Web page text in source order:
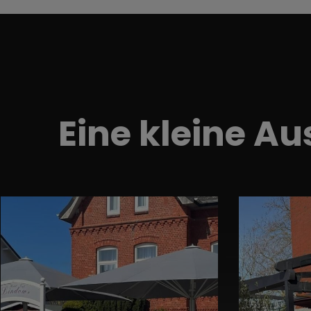
Eine kleine